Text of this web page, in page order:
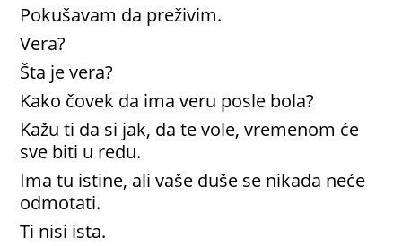
Pokušavam da preživim.
Vera?
Šta je vera?
Kako čovek da ima veru posle bola?
Kažu ti da si jak, da te vole, vremenom će
sve biti u redu.
Ima tu istine, ali vaše duše se nikada neće
odmotati.
Ti nisi ista.